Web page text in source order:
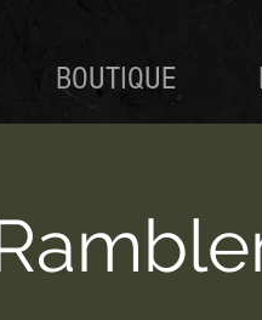
BOUTIQUE